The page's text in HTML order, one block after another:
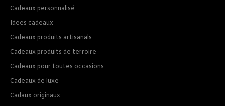
Cadeaux personnalisé
Idees cadeaux
Cadeaux produits artisanals
Cadeaux produits de terroire
Cadeaux pour toutes occasions
Cadeaux de luxe
Cadaux originaux